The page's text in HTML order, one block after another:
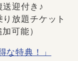
迎付き♪
放題チケット
可能）
な特典！」